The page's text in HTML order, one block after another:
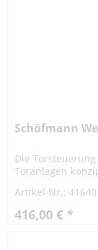
Schöfmann
Die
Toranlagen
Grundplatine mit...
Artikel-Nr.: 41640
416,00 € *